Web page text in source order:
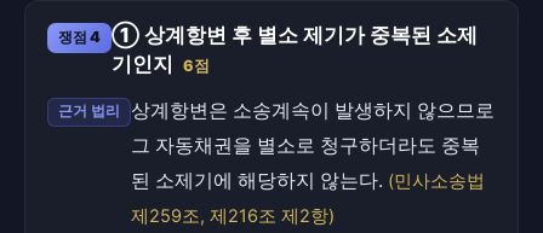
쟁점 4 ① 상계항변 후 별소 제기가 중복된 소제
기인지
6점
근거 법리
상계항변은 소송계속이 발생하지 않으므로
그 자동채권을 별소로 청구하더라도 중복
된 소제기에 해당하지 않는다. (민사소송법
제259조, 제216조 제2항)